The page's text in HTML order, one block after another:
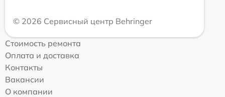
© 2026 Сервисный центр Behringer
Стоимость ремонта
Оплата и доставка
Контакты
Вакансии
О компании